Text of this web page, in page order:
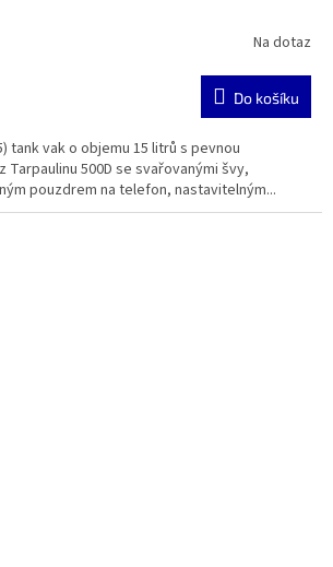
Na dotaz
Do košíku
tank vak o objemu 15 litrů s pevnou
Tarpaulinu 500D se svařovanými švy,
pouzdrem na telefon, nastavitelným...